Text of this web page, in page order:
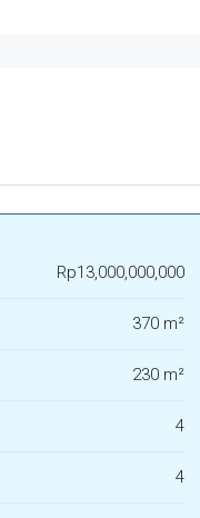
Rp13,000,000,000
370 m²
230 m²
4
4